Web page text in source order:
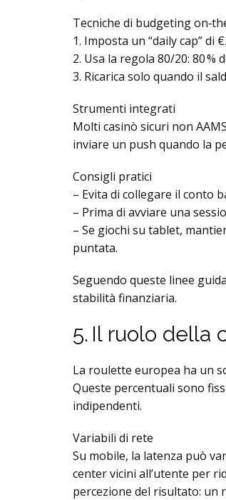
Tecniche di budgeting
1. Imposta un “daily cap” di
2. Usa la regola 80/20: 80
3. Ricarica solo quando il
Strumenti integrati
Molti casinò sicuri non
inviare un push quando la
Consigli pratici
– Evita di collegare il conto
– Prima di avviare una
– Se giochi su tablet,
puntata.
Seguendo queste linee
stabilità finanziaria.
5. Il ruolo della
La roulette europea ha un
Queste percentuali sono
indipendenti.
Variabili di rete
Su mobile, la latenza può
center vicini all’utente per
percezione del risultato: un